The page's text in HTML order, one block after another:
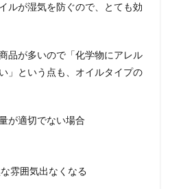
ルが湿気を防ぐので、とても効
品が多いので「化学物にアレル
」という点も、オイルタイプの
が適切でない場合
雰囲気出なくなる